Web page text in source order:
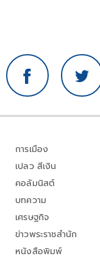
การเมือง
เปลว สีเงิน
คอลัมนิสต์
บทความ
เศรษฐกิจ
ข่าวพระราชสำนัก
หนังสือพิมพ์